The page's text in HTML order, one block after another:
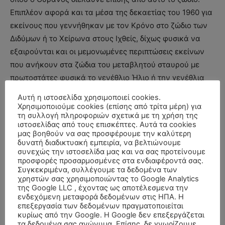
Επιπλέον αφορά και τα μέσα της δεκαετίας του 1960 για
εκείνους που γεννήθηκαν με τον Κρόνο στο ζώδιο των
Διδύμων ή το Χείρωνα στους Ιχθείς, δίχως φυσικά να
εξαιρούνται και οι μεμονωμένες περιπτώσεις εκείνων
που ανήκουν στα ζώδια του μεταβλητού σταυρού με
πρωτοστάτες φυσικά το γενέθλιο Ήλιο ή την γενέθλια
Αυτό δεν σημαίνει πως ειδικά για τους γεννημένους την
δεκαετία του 60 θα χρειαστεί να λάβουν καίριες
αποφάσεις, να αλλάξουν ίσως τον ρου της άμυνας ή της
δραστηριοποίησης τους. Σίγουρα όμως θα χρειαστεί να
μπουν σε ροή ανασύνταξης δυνάμεων. Φυσικά μη
εξαιρετέοι είμαστε όλοι μας καθώς εν μέσω της
παγκόσμιας κρίσης πρέπει να ανασκουμπωθούμε να
ξεσκαρτάρουμε τα ξερά από τα χλωρά, και να
μεταθέσουμε τις άμυνες μας και όλη μας την ενέργεια
Αυτή η ιστοσελίδα χρησιμοποιεί cookies.
Χρησιμοποιούμε cookies (επίσης από τρίτα μέρη) για
τη συλλογή πληροφοριών σχετικά με τη χρήση της
ιστοσελίδας από τους επισκέπτες. Αυτά τα cookies
μας βοηθούν να σας προσφέρουμε την καλύτερη
δυνατή διαδικτυακή εμπειρία, να βελτιώνουμε
συνεχώς την ιστοσελίδα μας και να σας προτείνουμε
προσφορές προσαρμοσμένες στα ενδιαφέροντά σας.
Συγκεκριμένα, συλλέγουμε τα δεδομένα των
χρηστών σας χρησιμοποιώντας το Google Analytics
της Google LLC , έχοντας ως αποτέλεσμενα την
ενδεχόμενη μεταφορά δεδομένων στις ΗΠΑ. Η
επεξεργασία των δεδομένων πραγματοποιείται
κυρίως από την Google. Η Google δεν επεξεργάζεται